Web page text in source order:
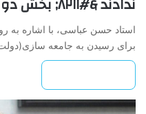
استاد حسن عباسی، با اشاره به
برای رسیدن به جامعه